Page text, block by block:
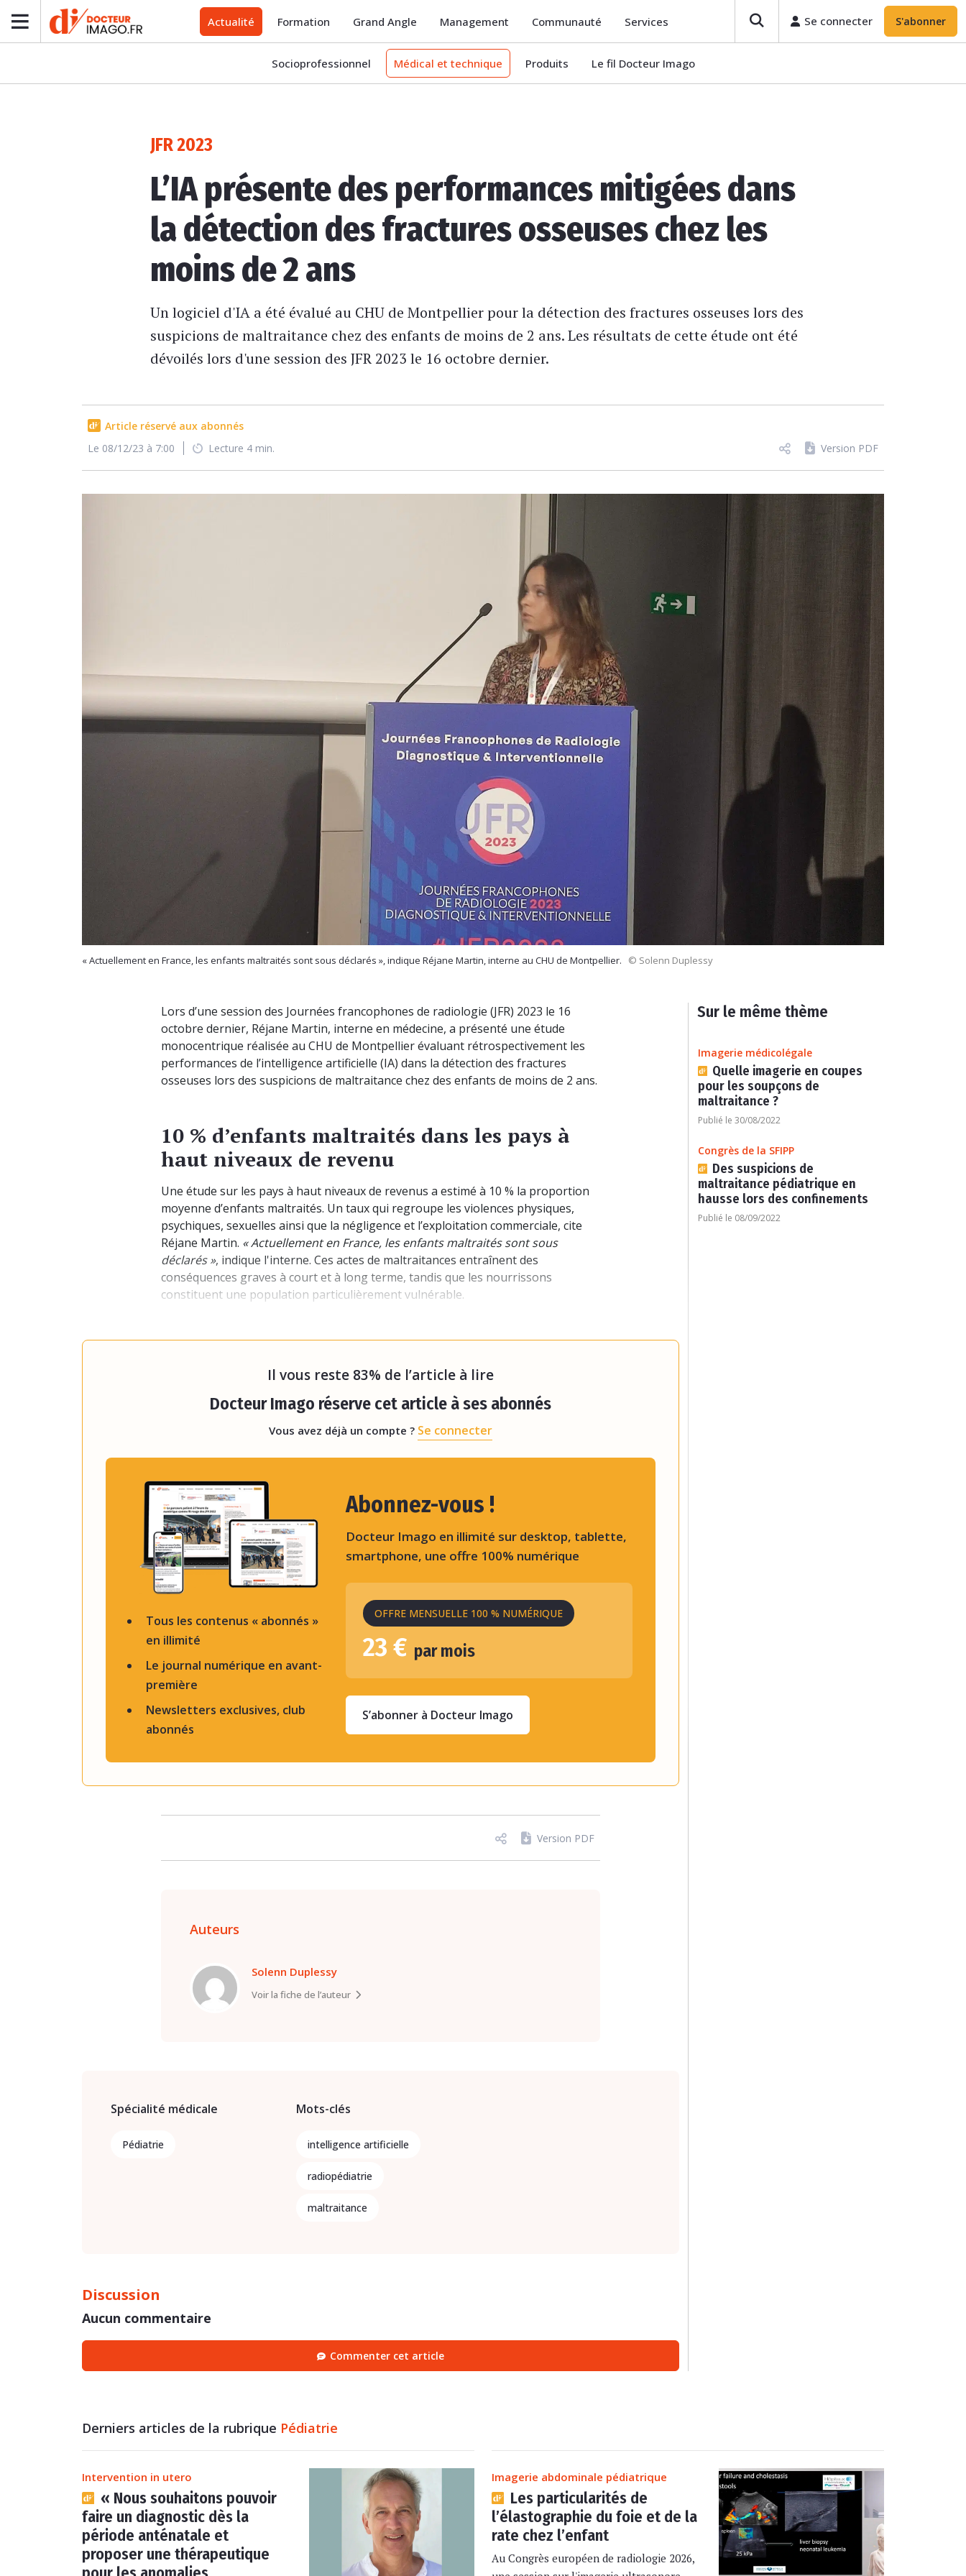
Actualité Formation Grand Angle Management Communauté Services Se connecter S'abonner
Socioprofessionnel Médical et technique Produits Le fil Docteur Imago
JFR 2023
L’IA présente des performances mitigées dans
la détection des fractures osseuses chez les
moins de 2 ans
Un logiciel d'IA a été évalué au CHU de Montpellier pour la détection des fractures osseuses lors des
suspicions de maltraitance chez des enfants de moins de 2 ans. Les résultats de cette étude ont été
dévoilés lors d'une session des JFR 2023 le 16 octobre dernier.
Article réservé aux abonnés
Le 08/12/23 à 7:00
Lecture 4 min. Version PDF
« Actuellement en France, les enfants maltraités sont sous déclarés », indique Réjane Martin, interne au CHU de Montpellier. © Solenn Duplessy
Lors d’une session des Journées francophones de radiologie (JFR) 2023 le 16
octobre dernier, Réjane Martin, interne en médecine, a présenté une étude
monocentrique réalisée au CHU de Montpellier évaluant rétrospectivement les
performances de l’intelligence artificielle (IA) dans la détection des fractures
osseuses lors des suspicions de maltraitance chez des enfants de moins de 2 ans.
10 % d’enfants maltraités dans les pays à
haut niveaux de revenu
Une étude sur les pays à haut niveaux de revenus a estimé à 10 % la proportion
moyenne d’enfants maltraités. Un taux qui regroupe les violences physiques,
psychiques, sexuelles ainsi que la négligence et l’exploitation commerciale, cite
Réjane Martin. « Actuellement en France, les enfants maltraités sont sous
déclarés », indique l'interne. Ces actes de maltraitances entraînent des
conséquences graves à court et à long terme, tandis que les nourrissons
constituent une population particulièrement vulnérable.
Tous les types de fractures ont
Il vous reste 83% de l’article à lire
Docteur Imago réserve cet article à ses abonnés
Vous avez déjà un compte ? Se connecter
Tous les contenus « abonnés »
en illimité
Le journal numérique en avant-
première
Newsletters exclusives, club
abonnés
Abonnez-vous !
Docteur Imago en illimité sur desktop, tablette,
smartphone, une offre 100% numérique
OFFRE MENSUELLE 100 % NUMÉRIQUE
23 € par mois
S’abonner à Docteur Imago
Version PDF
Auteurs
Solenn Duplessy
Voir la fiche de l’auteur
Spécialité médicale
Pédiatrie
Mots-clés
intelligence artificielle
radiopédiatrie
maltraitance
Discussion
Aucun commentaire
Commenter cet article
Sur le même thème
Imagerie médicolégale
Quelle imagerie en coupes
pour les soupçons de
maltraitance ?
Publié le 30/08/2022
Congrès de la SFIPP
Des suspicions de
maltraitance pédiatrique en
hausse lors des confinements
Publié le 08/09/2022
Derniers articles de la rubrique Pédiatrie
Intervention in utero
« Nous souhaitons pouvoir
faire un diagnostic dès la
période anténatale et
proposer une thérapeutique
Imagerie abdominale pédiatrique
Les particularités de
l’élastographie du foie et de la
rate chez l’enfant
Au Congrès européen de radiologie 2026,